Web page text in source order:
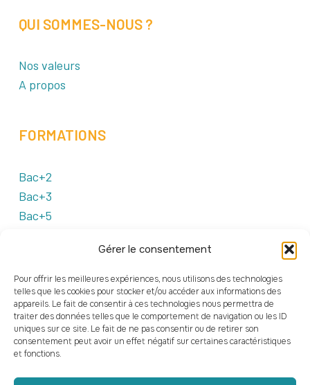
Gérer le consentement
Pour offrir les meilleures expériences, nous utilisons des technologies
telles que les cookies pour stocker et/ou accéder aux informations des
appareils. Le fait de consentir à ces technologies nous permettra de
traiter des données telles que le comportement de navigation ou les ID
uniques sur ce site. Le fait de ne pas consentir ou de retirer son
consentement peut avoir un effet négatif sur certaines caractéristiques
et fonctions.
QUI SOMMES-NOUS ?
Nos valeurs
A propos
FORMATIONS
Bac+2
Bac+3
Bac+5
Clermont-Ferrand
Numérique
FINANCEMENTS